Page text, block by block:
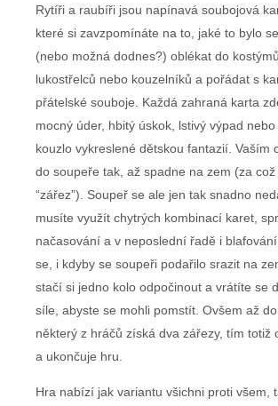
Rytíři a raubíři jsou napínavá soubojová
které si zavzpomínáte na to, jaké to bylo
(nebo možná dodnes?) oblékat do
lukostřelců nebo kouzelníků a pořádat s
přátelské souboje. Každá zahraná karta
mocný úder, hbitý úskok, lstivý výpad
kouzlo vykreslené dětskou fantazií. Vaším
do soupeře tak, až spadne na zem (za což
“zářez”). Soupeř se ale jen tak snadno
musíte využít chytrých kombinací karet,
načasování a v neposlední řadě i
se, i kdyby se soupeři podařilo srazit na
stačí si jedno kolo odpočinout a vrátíte se
síle, abyste se mohli pomstít. Ovšem až
některý z hráčů získá dva zářezy, tím totiž
a ukončuje hru.
Hra nabízí jak variantu všichni proti všem,